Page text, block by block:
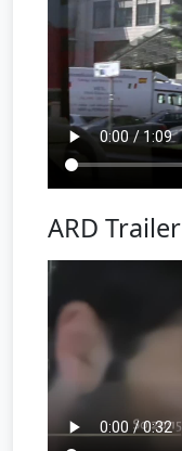
ARD Trailer